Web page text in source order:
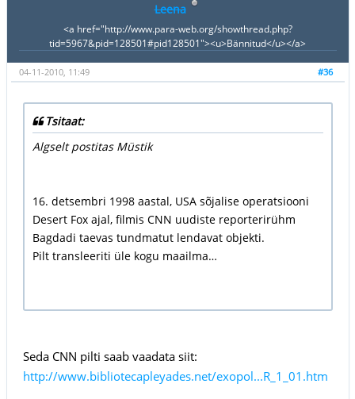
Leena
<a href="http://www.para-web.org/showthread.php?
tid=5967&pid=128501#pid128501"><u>Bännitud</u></a>
#36
04-11-2010, 11:49
Tsitaat:
Algselt postitas Müstik
16. detsembri 1998 aastal, USA sõjalise operatsiooni
Desert Fox ajal, filmis CNN uudiste reporterirühm
Bagdadi taevas tundmatut lendavat objekti.
Pilt transleeriti üle kogu maailma…
Seda CNN pilti saab vaadata siit:
http://www.bibliotecapleyades.net/exopol...R_1_01.htm